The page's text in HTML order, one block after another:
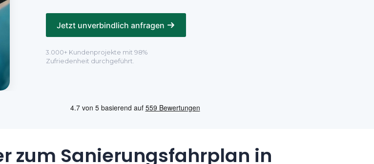
Jetzt unverbindlich anfragen
3.000+ Kundenprojekte mit 98%
Zufriedenheit durchgeführt.
zum Sanierungsfahrplan in